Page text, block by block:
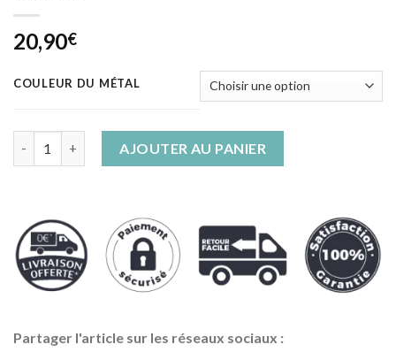
20,90€
COULEUR DU MÉTAL
AJOUTER AU PANIER
Partager l'article sur les réseaux sociaux :